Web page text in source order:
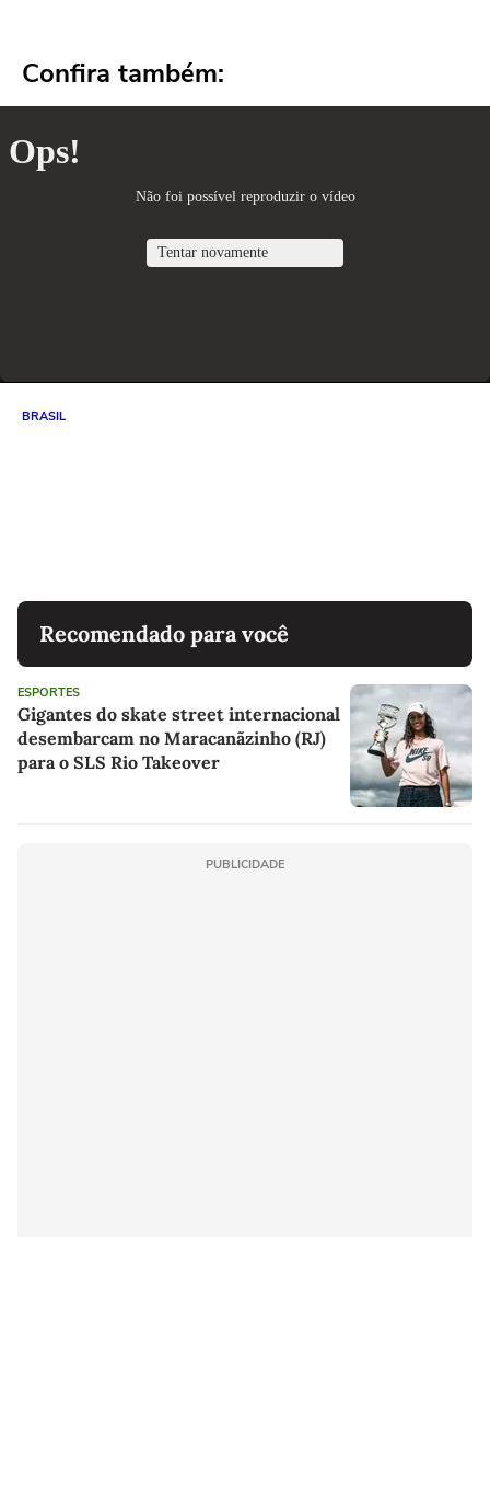
Confira também:
BRASIL
Recomendado para você
ESPORTES
Gigantes do skate street internacional
desembarcam no Maracanãzinho (RJ)
para o SLS Rio Takeover
PUBLICIDADE